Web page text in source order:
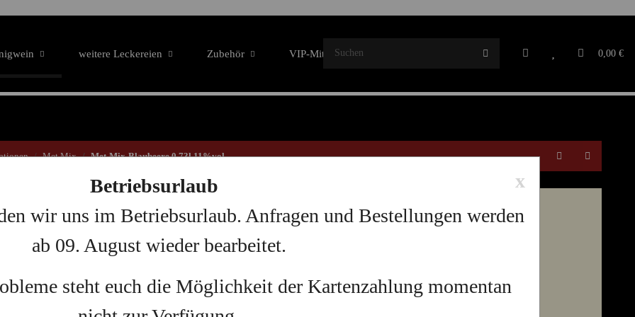
0,00 €
weitere Leckereien Zubehör VIP-Mitgliedschaft
Met Mix Met-Mix-Blaubeere 0,73l 11%vol
Met-Mix-Blaubeere 0,73l 11%vol
GTIN: 4251793411122
x
Betriebsurlaub
wir uns im Betriebsurlaub. Anfragen und Bestellungen werden
ab 09. August wieder bearbeitet.
steht euch die Möglichkeit der Kartenzahlung momentan